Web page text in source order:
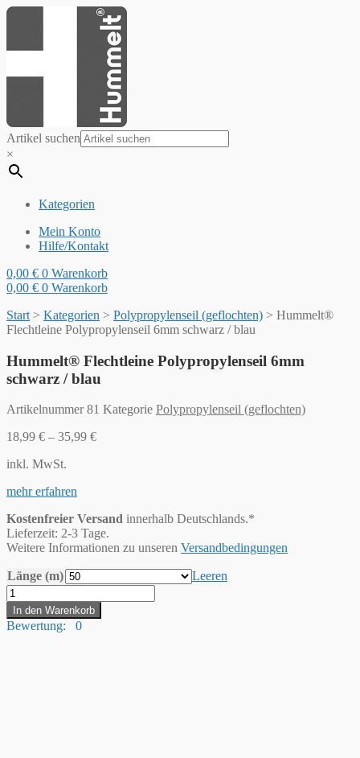
Artikel suchen
×
Kategorien
Mein Konto
Hilfe/Kontakt
0,00 € 0 Warenkorb
0,00 € 0 Warenkorb
Start > Kategorien > Polypropylenseil (geflochten) > Hummelt®
Flechtleine Polypropylenseil 6mm schwarz / blau
Hummelt® Flechtleine Polypropylenseil 6mm
schwarz / blau
Artikelnummer81 Kategorie Polypropylenseil (geflochten)
18,99 € – 35,99 €
inkl. MwSt.
mehr erfahren
Kostenfreier Versand innerhalb Deutschlands.*
Lieferzeit: 2-3 Tage.
Weitere Informationen zu unseren Versandbedingungen
Länge (m)
Leeren
Hummelt®
Flechtleine
Polypropylenseil
6mm
In den Warenkorb
Bewertung: 0